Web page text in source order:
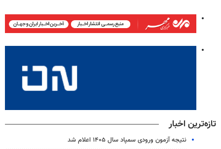
تازه‌ترین اخبار
نتیجه آزمون ورودی سمپاد سال ۱۴۰۵ اعلام شد